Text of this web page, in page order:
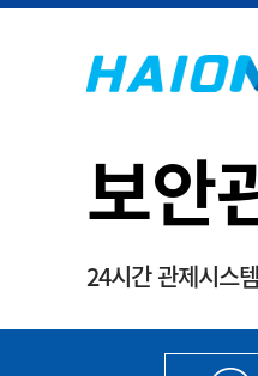
보안
24시간 관제시스